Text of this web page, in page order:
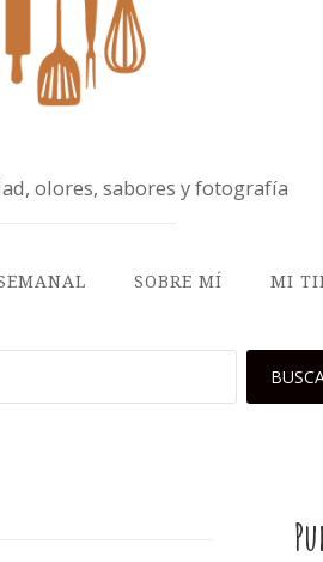
olores, sabores y fotografía
SOBRE MÍ MI